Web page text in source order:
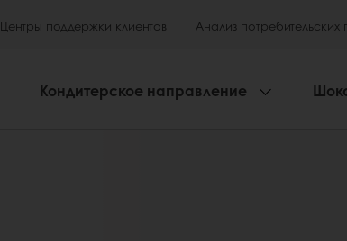
Центры поддержки клиентов Анализ потребительских
Кондитерское направление